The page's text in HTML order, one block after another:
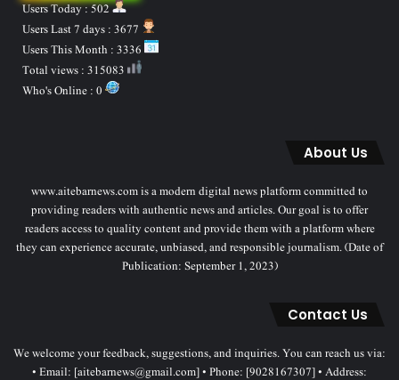
Users Today : 502
About Us
www.aitebarnews.com is a modern digital news platform committed to
providing readers with authentic news and articles. Our goal is to offer
readers access to quality content and provide them with a platform where
they can experience accurate, unbiased, and responsible journalism. (Date of
Publication: September 1, 2023)
Contact Us
We welcome your feedback, suggestions, and inquiries. You can reach us via:
• Email: [aitebarnews@gmail.com] • Phone: [9028167307] • Address: